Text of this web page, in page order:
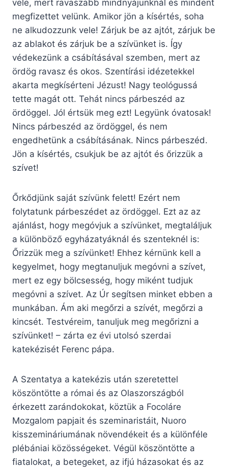
vele, mert ravaszabb mindnyájunknál és mindent
megfizettet velünk. Amikor jön a kísértés, soha
ne alkudozzunk vele! Zárjuk be az ajtót, zárjuk be
az ablakot és zárjuk be a szívünket is. Így
védekezünk a csábításával szemben, mert az
ördög ravasz és okos. Szentírási idézetekkel
akarta megkísérteni Jézust! Nagy teológussá
tette magát ott. Tehát nincs párbeszéd az
ördöggel. Jól értsük meg ezt! Legyünk óvatosak!
Nincs párbeszéd az ördöggel, és nem
engedhetünk a csábításának. Nincs párbeszéd.
Jön a kísértés, csukjuk be az ajtót és őrizzük a
szívet!
Őrkődjünk saját szívünk felett! Ezért nem
folytatunk párbeszédet az ördöggel. Ezt az az
ajánlást, hogy megóvjuk a szívünket, megtaláljuk
a különböző egyházatyáknál és szenteknél is:
Őrizzük meg a szívünket! Ehhez kérnünk kell a
kegyelmet, hogy megtanuljuk megóvni a szívet,
mert ez egy bölcsesség, hogy miként tudjuk
megóvni a szívet. Az Úr segítsen minket ebben a
munkában. Ám aki megőrzi a szívét, megőrzi a
kincsét. Testvéreim, tanuljuk meg megőrizni a
szívünket! – zárta ez évi utolsó szerdai
katekézisét Ferenc pápa.
A Szentatya a katekézis után szeretettel
köszöntötte a római és az Olaszországból
érkezett zarándokokat, köztük a Focoláre
Mozgalom papjait és szeminaristáit, Nuoro
kisszemináriumának növendékeit és a különféle
plébániai közösségeket. Végül köszöntötte a
fiatalokat, a betegeket, az ifjú házasokat és az